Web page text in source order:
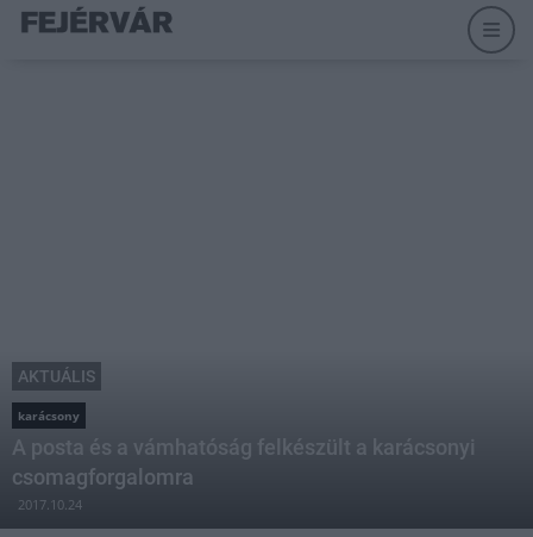
AKTUÁLIS
karácsony
A posta és a vámhatóság felkészült a karácsonyi
csomagforgalomra
2017.10.24